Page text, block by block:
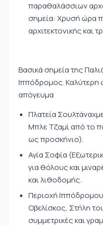
παραθαλάσσιων
σημεία: Χρυσή ώρα
αρχιτεκτονικής και
Βασικά σημεία της
Ιππόδρομος. Καλύτερη
απόγευμα
Πλατεία
Μπλε Τζαμί από το
ως προσκήνιο).
Αγία Σοφία
για θόλους και
και λιθοδομής.
Περιοχή
Οβελίσκος, Στήλη
συμμετρικές και